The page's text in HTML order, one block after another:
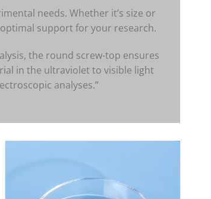
needs. Whether it’s size or
support for your research.
the round screw-top ensures
in the ultraviolet to visible light
analyses.”